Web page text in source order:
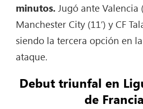
minutos. Jugó ante Valencia
Manchester City (11’) y CF
siendo la tercera opción en
ataque.
Debut triunfal en
de Francia